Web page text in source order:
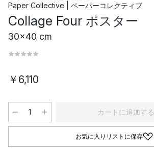
Paper Collective | ペーパーコレクティブ
Collage Four ポスター
30x40 cm
￥6,110
カートに追加する
お気に入りリストに保存